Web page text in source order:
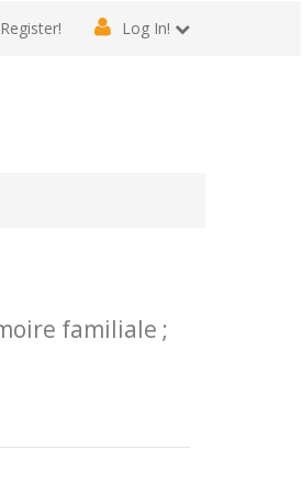
Register! Log In!
familiale ;